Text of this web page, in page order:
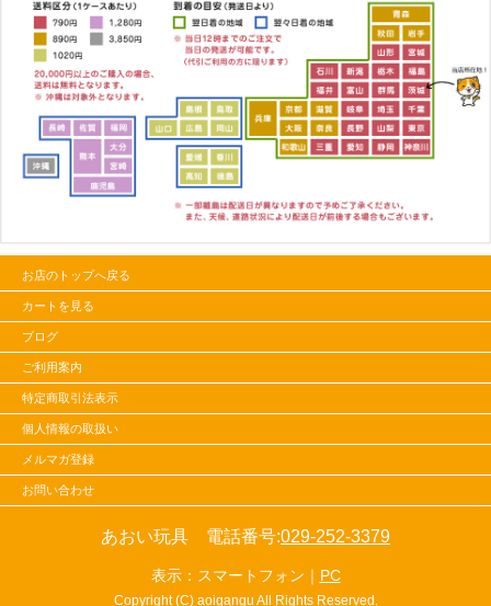
お店のトップへ戻る
カートを見る
ブログ
ご利用案内
特定商取引法表示
個人情報の取扱い
メルマガ登録
お問い合わせ
あおい玩具 電話番号:029-252-3379
表示：スマートフォン｜ PC
Copyright (C) aoigangu All Rights Reserved.